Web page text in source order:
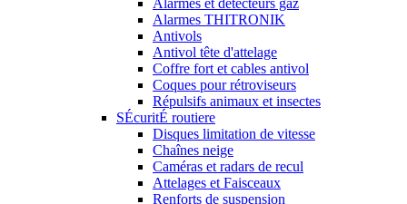
Alarmes et détecteurs gaz
Alarmes THITRONIK
Antivols
Antivol tête d'attelage
Coffre fort et cables antivol
Coques pour rétroviseurs
Répulsifs animaux et insectes
SÉcuritÉ routiere
Disques limitation de vitesse
Chaînes neige
Caméras et radars de recul
Attelages et Faisceaux
Renforts de suspension